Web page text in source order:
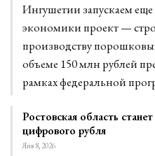
Ингушетии запускаем
экономики проект —
производству
объеме 150 млн рублей
рамках федеральной
Ростовская область
цифрового рубля
Янв 8, 2026